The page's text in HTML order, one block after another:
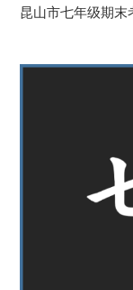
昆山市七年级期末